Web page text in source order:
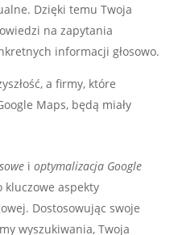
Dzięki temu Twoja
na zapytania
informacji głosowo.
a firmy, które
Maps, będą miały
ioptymalizacja Google
kluczowe aspekty
Dostosowując swoje
wyszukiwania, Twoja